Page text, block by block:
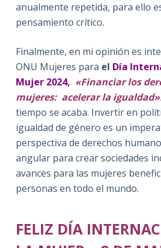
anualmente repetida, para ello
pensamiento crítico.
Finalmente, en mi opinión es
ONU Mujeres para el Día
Mujer 2024, «Financiar los
mujeres: acelerar la
tiempo se acaba. Invertir en
igualdad de género es un
perspectiva de derechos
angular para crear sociedades
avances para las mujeres
personas en todo el mundo.
FELIZ DÍA